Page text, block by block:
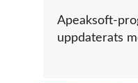
Apeaksoft-
uppdaterats